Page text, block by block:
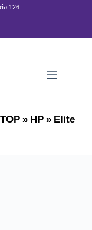
อ 126
»HP»Elite